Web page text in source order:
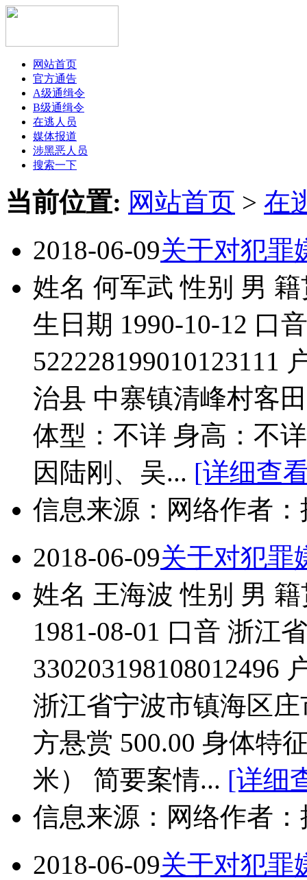
网站首页
官方通告
A级通缉令
B级通缉令
在逃人员
媒体报道
涉黑恶人员
搜索一下
当前位置: 网站首页 > 在
2018-06-09关于对犯罪
姓名 何军武 性别 男
生日期 1990-10-12 口
522228199010123111
治县 中寨镇清峰村客
体型：不详 身高：不
因陆刚、吴... [详细查
信息来源：网络作者：
2018-06-09关于对犯罪
姓名 王海波 性别 男
1981-08-01 口音 浙江
330203198108012496
浙江省宁波市镇海区
方悬赏 500.00 身体特
米） 简要案情... [详细
信息来源：网络作者：
2018-06-09关于对犯罪